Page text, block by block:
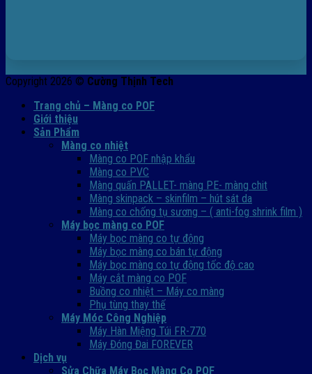
Copyright 2026 © Cường Thịnh Tech
Trang chủ – Màng co POF
Giới thiệu
Sản Phẩm
Màng co nhiệt
Màng co POF nhập khẩu
Màng co PVC
Màng quấn PALLET- màng PE- màng chit
Màng skinpack – skinfilm – hút sát da
Màng co chống tụ sương – ( anti-fog shrink film )
Máy bọc màng co POF
Máy bọc màng co tự động
Máy bọc màng co bán tự động
Máy bọc màng co tự động tốc độ cao
Máy cắt màng co POF
Buồng co nhiệt – Máy co màng
Phụ tùng thay thế
Máy Móc Công Nghiệp
Máy Hàn Miệng Túi FR-770
Máy Đóng Đai FOREVER
Dịch vụ
Sửa Chữa Máy Bọc Màng Co POF